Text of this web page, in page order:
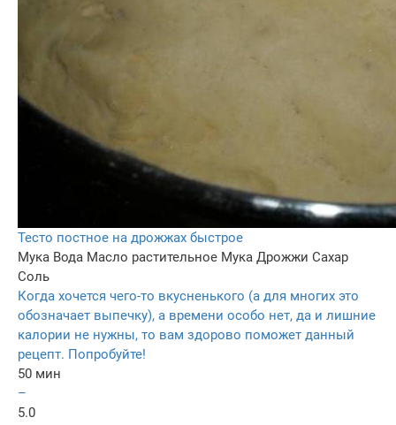
Тесто постное на дрожжах быстрое
Мука Вода Масло растительное Мука Дрожжи Сахар
Соль
Когда хочется чего-то вкусненького (а для многих это
обозначает выпечку), а времени особо нет, да и лишние
калории не нужны, то вам здорово поможет данный
рецепт. Попробуйте!
50 мин
–
5.0